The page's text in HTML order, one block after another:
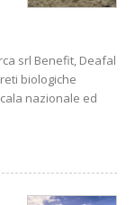
srl Benefit, Deafal
biologiche
nazionale ed